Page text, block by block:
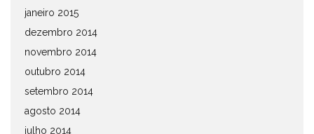
janeiro 2015
dezembro 2014
novembro 2014
outubro 2014
setembro 2014
agosto 2014
julho 2014